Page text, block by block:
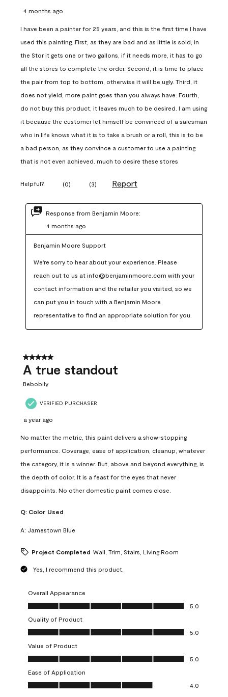
4 months ago
I have been a painter for 25 years, and this is the first time I have
used this painting. First, as they are bad and as little is sold, in
the Stor it gets one or two gallons, if it needs more, it has to go
all the stores to complete the order. Second, it is time to place
the pair from top to bottom, otherwise it will be ugly. Third, it
does not yield, more paint goes than you always have. Fourth,
do not buy this product, it leaves much to be desired. I am using
it because the customer let himself be convinced of a salesman
who in life knows what it is to take a brush or a roll, this is to be
a bad person, as they convince a customer to use a painting
that is not even achieved. much to desire these stores
Helpful? (0) (3) Report
Response from Benjamin Moore:
4 months ago
Benjamin Moore Support
We're sorry to hear about your experience. Please
reach out to us at info@benjaminmoore.com with your
contact information and the retailer you visited, so we
can put you in touch with a Benjamin Moore
representative to find an appropriate solution for you.
5 out of 5 stars.
A true standout
Bebobily
VERIFIED PURCHASER
a year ago
No matter the metric, this paint delivers a show-stopping
performance. Coverage, ease of application, cleanup, whatever
the category, it is a winner. But, above and beyond everything, is
the depth of color. It is a feast for the eyes that never
disappoints. No other domestic paint comes close.
Q: Color Used
A: Jamestown Blue
Project Completed Wall, Trim, Stairs, Living Room
Yes, I recommend this product.
Overall Appearance
Overall Appearance, 5.0 out of 5
5.0
Quality of Product
Quality of Product, 5.0 out of 5
5.0
Value of Product
Value of Product, 5.0 out of 5
5.0
Ease of Application
Ease of Application, 4.0 out of 5
4.0